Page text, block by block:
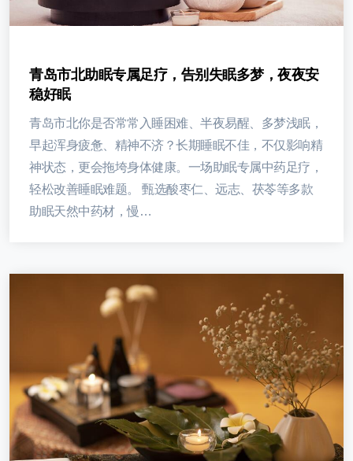
青岛市北助眠专属足疗，告别失眠多梦，夜夜安
稳好眠
青岛市北你是否常常入睡困难、半夜易醒、多梦浅眠，
早起浑身疲惫、精神不济？长期睡眠不佳，不仅影响精
神状态，更会拖垮身体健康。一场助眠专属中药足疗，
轻松改善睡眠难题。 甄选酸枣仁、远志、茯苓等多款
助眠天然中药材，慢…